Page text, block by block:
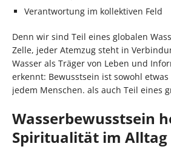
Verantwortung im kollektiven Feld
Denn wir sind Teil eines globalen
Zelle, jeder Atemzug steht in
Wasser als Träger von Leben und
erkennt: Bewusstsein ist sowohl
jedem Menschen. als auch Teil eines
Wasserbewusstsein
Spiritualität im Alltag